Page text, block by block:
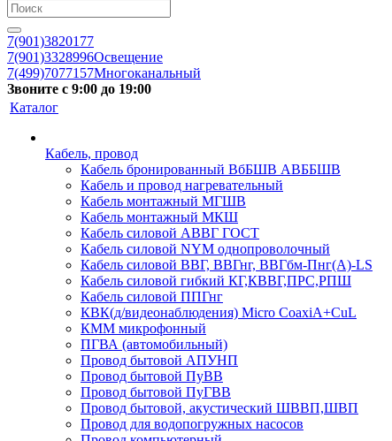
7(901)3820177
7(901)3328996Освещение
7(499)7077157Многоканальный
Звоните с 9:00 до 19:00
Каталог
Кабель, провод
Кабель бронированный ВбБШВ АВББШВ
Кабель и провод нагревательный
Кабель монтажный МГШВ
Кабель монтажный МКШ
Кабель силовой АВВГ ГОСТ
Кабель силовой NYM однопроволочный
Кабель силовой ВВГ, ВВГнг, ВВГбм-Пнг(А)-LS
Кабель силовой гибкий КГ,КВВГ,ПРС,РПШ
Кабель силовой ППГнг
КВК(д/видеонаблюдения) Micro CoaxiA+CuL
КММ микрофонный
ПГВА (автомобильный)
Провод бытовой АПУНП
Провод бытовой ПуВВ
Провод бытовой ПуГВВ
Провод бытовой, акустический ШВВП,ШВП
Провод для водопогружных насосов